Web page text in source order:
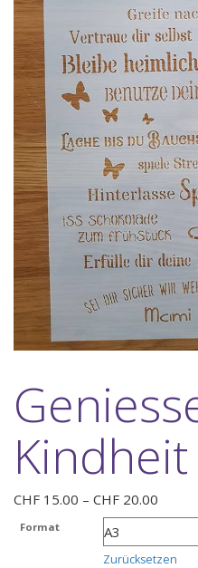
Kindheit
CHF 15.00 – CHF 20.00
CHF
CHF
Format
Zurücksetzen